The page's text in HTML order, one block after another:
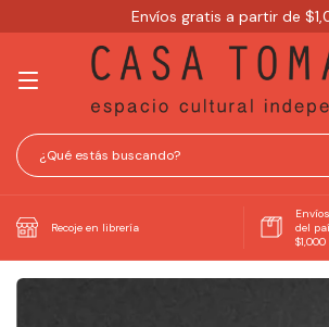
Envíos gratis a partir de
Recoje en librería
del
$1,000